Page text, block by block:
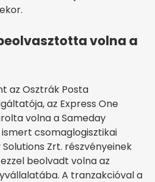
volna a
az Osztrák Posta
az Express One
volna a Sameday
csomaglogisztikai
Zrt. részvényeinek
beolvadt volna az
A tranzakcióval a